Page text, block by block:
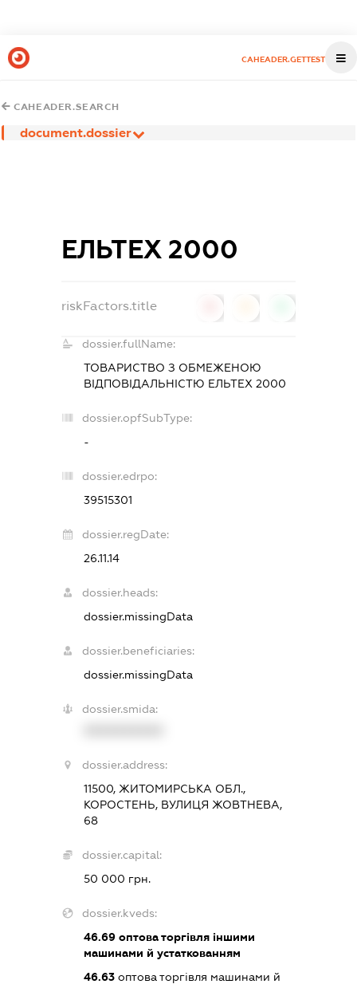
CAHEADER.GETTEST
CAHEADER.SEARCH
document.dossier
ЕЛЬТЕХ 2000
riskFactors.title
dossier.fullName:
ТОВАРИСТВО З ОБМЕЖЕНОЮ
ВІДПОВІДАЛЬНІСТЮ ЕЛЬТЕХ 2000
dossier.opfSubType:
-
dossier.edrpo:
39515301
dossier.regDate:
26.11.14
dossier.heads:
dossier.missingData
dossier.beneficiaries:
dossier.missingData
dossier.smida:
dossier.address:
11500, ЖИТОМИРСЬКА ОБЛ.,
КОРОСТЕНЬ, ВУЛИЦЯ ЖОВТНЕВА,
68
dossier.capital:
50 000 грн.
dossier.kveds:
46.69 оптова торгівля іншими
машинами й устаткованням
46.63 оптова торгівля машинами й